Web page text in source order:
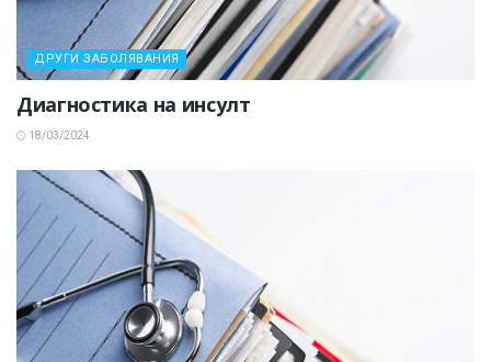
ДРУГИ ЗАБОЛЯВАНИЯ
Диагностика на инсулт
18/03/2024